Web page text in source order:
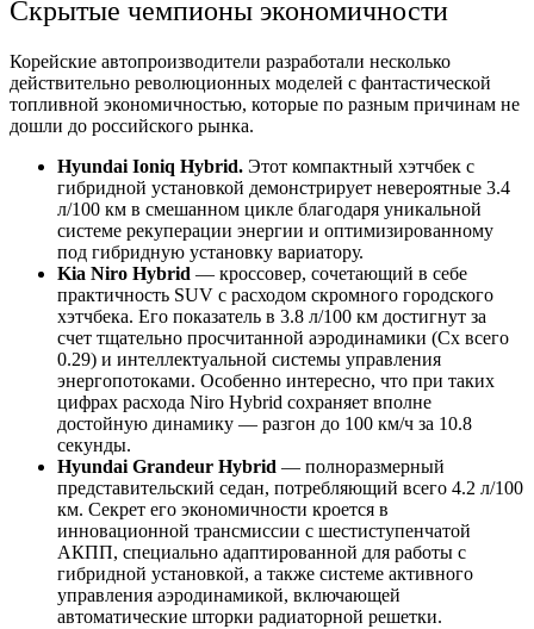
Скрытые чемпионы экономичности
Корейские автопроизводители разработали несколько
действительно революционных моделей с фантастической
топливной экономичностью, которые по разным причинам не
дошли до российского рынка.
Hyundai Ioniq Hybrid. Этот компактный хэтчбек с
гибридной установкой демонстрирует невероятные 3.4
л/100 км в смешанном цикле благодаря уникальной
системе рекуперации энергии и оптимизированному
под гибридную установку вариатору.
Kia Niro Hybrid — кроссовер, сочетающий в себе
практичность SUV с расходом скромного городского
хэтчбека. Его показатель в 3.8 л/100 км достигнут за
счет тщательно просчитанной аэродинамики (Cx всего
0.29) и интеллектуальной системы управления
энергопотоками. Особенно интересно, что при таких
цифрах расхода Niro Hybrid сохраняет вполне
достойную динамику — разгон до 100 км/ч за 10.8
секунды.
Hyundai Grandeur Hybrid — полноразмерный
представительский седан, потребляющий всего 4.2 л/100
км. Секрет его экономичности кроется в
инновационной трансмиссии с шестиступенчатой
АКПП, специально адаптированной для работы с
гибридной установкой, а также системе активного
управления аэродинамикой, включающей
автоматические шторки радиаторной решетки.